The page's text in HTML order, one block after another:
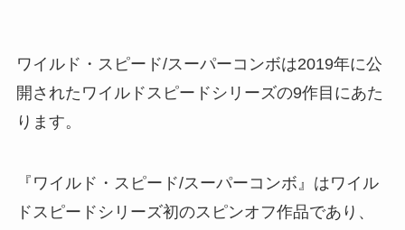
ワイルド・スピード/スーパーコンボは2019年に公
開されたワイルドスピードシリーズの9作目にあた
ります。
『ワイルド・スピード/スーパーコンボ』はワイル
ドスピードシリーズ初のスピンオフ作品であり、